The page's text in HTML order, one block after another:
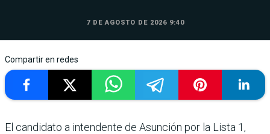
7 DE AGOSTO DE 2026 9:40
Compartir en redes
El candidato a intendente de Asunción por la Lista 1,